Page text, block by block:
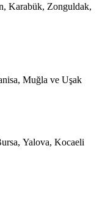
Karabük, Zonguldak,
Muğla ve Uşak
Yalova, Kocaeli